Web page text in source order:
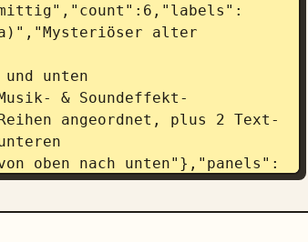
alter
unten
& Soundeffekt-
angeordnet, plus 2 Text-
oben nach unten"},"panels":
Nachthimmel
die sich über einem dunklen